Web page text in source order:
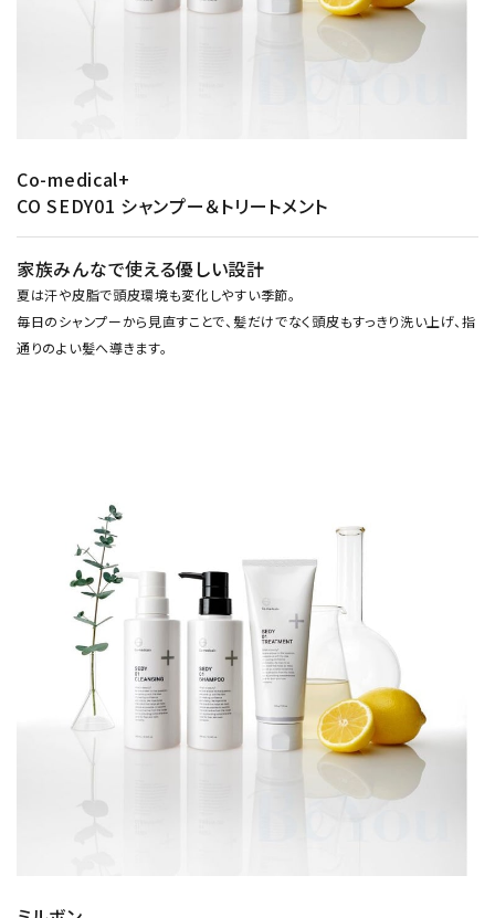
Co-medical+
CO SEDY01 シャンプー＆トリートメント
家族みんなで使える優しい設計
夏は汗や皮脂で頭皮環境も変化しやすい季節。
毎日のシャンプーから見直すことで、髪だけでなく頭皮もすっきり洗い上げ、指
通りのよい髪へ導きます。